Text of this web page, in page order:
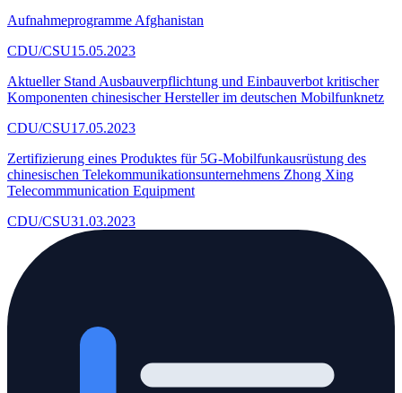
Aufnahmeprogramme Afghanistan
CDU/CSU15.05.2023
Aktueller Stand Ausbauverpflichtung und Einbauverbot kritischer
Komponenten chinesischer Hersteller im deutschen Mobilfunknetz
CDU/CSU17.05.2023
Zertifizierung eines Produktes für 5G-Mobilfunkausrüstung des
chinesischen Telekommunikationsunternehmens Zhong Xing
Telecommmunication Equipment
CDU/CSU31.03.2023